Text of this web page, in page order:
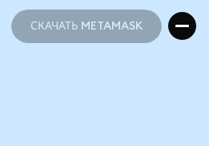
СКАЧАТЬ METAMASK